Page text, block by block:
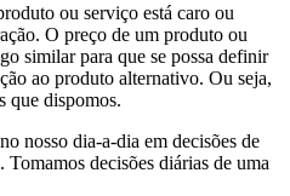
ou serviço está caro ou
O preço de um produto ou
similar para que se possa definir
ao produto alternativo. Ou seja,
que dispomos.
nosso dia-a-dia em decisões de
decisões diárias de uma